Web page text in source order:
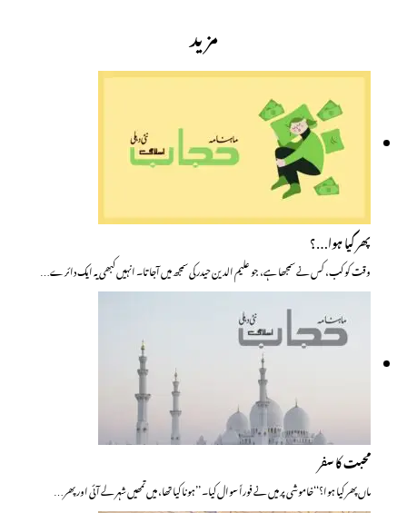
مزید
پھر کیا ہوا…؟
وقت کو کب، کس نے سمجھا ہے، جو علیم الدین حیدر کی سمجھ میں آجاتا۔ انہیں کبھی یہ ایک دائرے…
محبت کا سفر
ماں پھر کیا ہوا؟‘‘خاموشی پر میں نے فوراً سوال کیا۔ ’’ہونا کیا تھا، میں تمھیں شہر لے آئی اور پھر…